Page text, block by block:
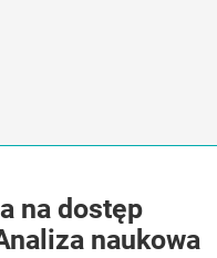
na dostęp
naukowa